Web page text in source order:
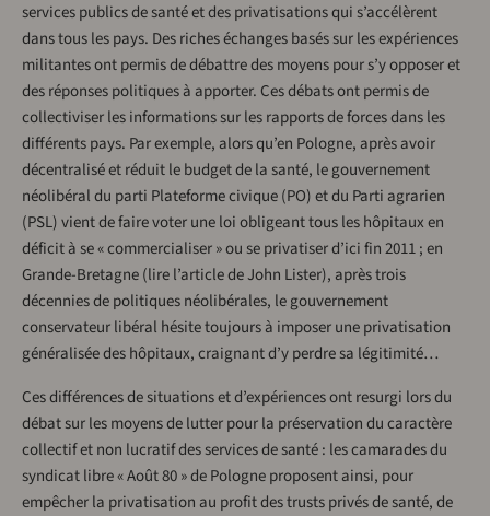
services publics de santé et des privatisations qui s’accélèrent
dans tous les pays. Des riches échanges basés sur les expériences
militantes ont permis de débattre des moyens pour s’y opposer et
des réponses politiques à apporter. Ces débats ont permis de
collectiviser les informations sur les rapports de forces dans les
différents pays. Par exemple, alors qu’en Pologne, après avoir
décentralisé et réduit le budget de la santé, le gouvernement
néolibéral du parti Plateforme civique (PO) et du Parti agrarien
(PSL) vient de faire voter une loi obligeant tous les hôpitaux en
déficit à se « commercialiser » ou se privatiser d’ici fin 2011 ; en
Grande-Bretagne (lire l’article de John Lister), après trois
décennies de politiques néolibérales, le gouvernement
conservateur libéral hésite toujours à imposer une privatisation
généralisée des hôpitaux, craignant d’y perdre sa légitimité…
Ces différences de situations et d’expériences ont resurgi lors du
débat sur les moyens de lutter pour la préservation du caractère
collectif et non lucratif des services de santé : les camarades du
syndicat libre « Août 80 » de Pologne proposent ainsi, pour
empêcher la privatisation au profit des trusts privés de santé, de